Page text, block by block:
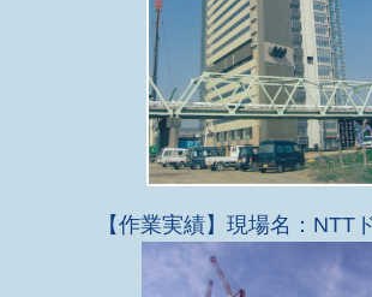
【作業実績】現場名：NTT